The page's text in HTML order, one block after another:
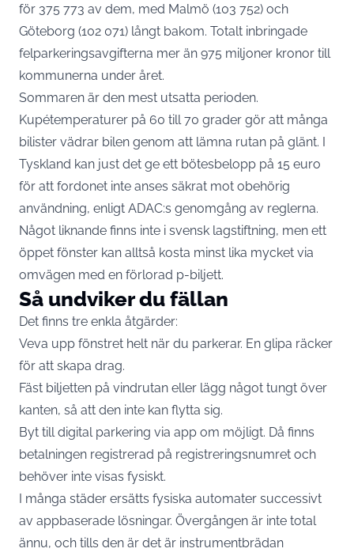
för 375 773 av dem, med Malmö (103 752) och
Göteborg (102 071) långt bakom. Totalt inbringade
felparkeringsavgifterna mer än 975 miljoner kronor till
kommunerna under året.
Sommaren är den mest utsatta perioden.
Kupétemperaturer på 60 till 70 grader gör att många
bilister vädrar bilen genom att lämna rutan på glänt. I
Tyskland kan just det ge ett bötesbelopp på 15 euro
för att fordonet inte anses säkrat mot obehörig
användning, enligt ADAC:s genomgång av reglerna.
Något liknande finns inte i svensk lagstiftning, men ett
öppet fönster kan alltså kosta minst lika mycket via
omvägen med en förlorad p-biljett.
Så undviker du fällan
Det finns tre enkla åtgärder:
Veva upp fönstret helt när du parkerar. En glipa räcker
för att skapa drag.
Fäst biljetten på vindrutan eller lägg något tungt över
kanten, så att den inte kan flytta sig.
Byt till digital parkering via app om möjligt. Då finns
betalningen registrerad på registreringsnumret och
behöver inte visas fysiskt.
I många städer ersätts fysiska automater successivt
av appbaserade lösningar. Övergången är inte total
ännu, och tills den är det är instrumentbrädan